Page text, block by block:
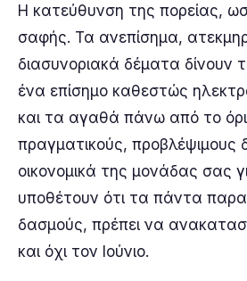
Η κατεύθυνση της πορείας,
σαφής. Τα ανεπίσημα,
διασυνοριακά δέματα δίνουν
ένα επίσημο καθεστώς
και τα αγαθά πάνω από το
πραγματικούς, προβλέψιμους
οικονομικά της μονάδας σας
υποθέτουν ότι τα πάντα
δασμούς, πρέπει να
και όχι τον Ιούνιο.